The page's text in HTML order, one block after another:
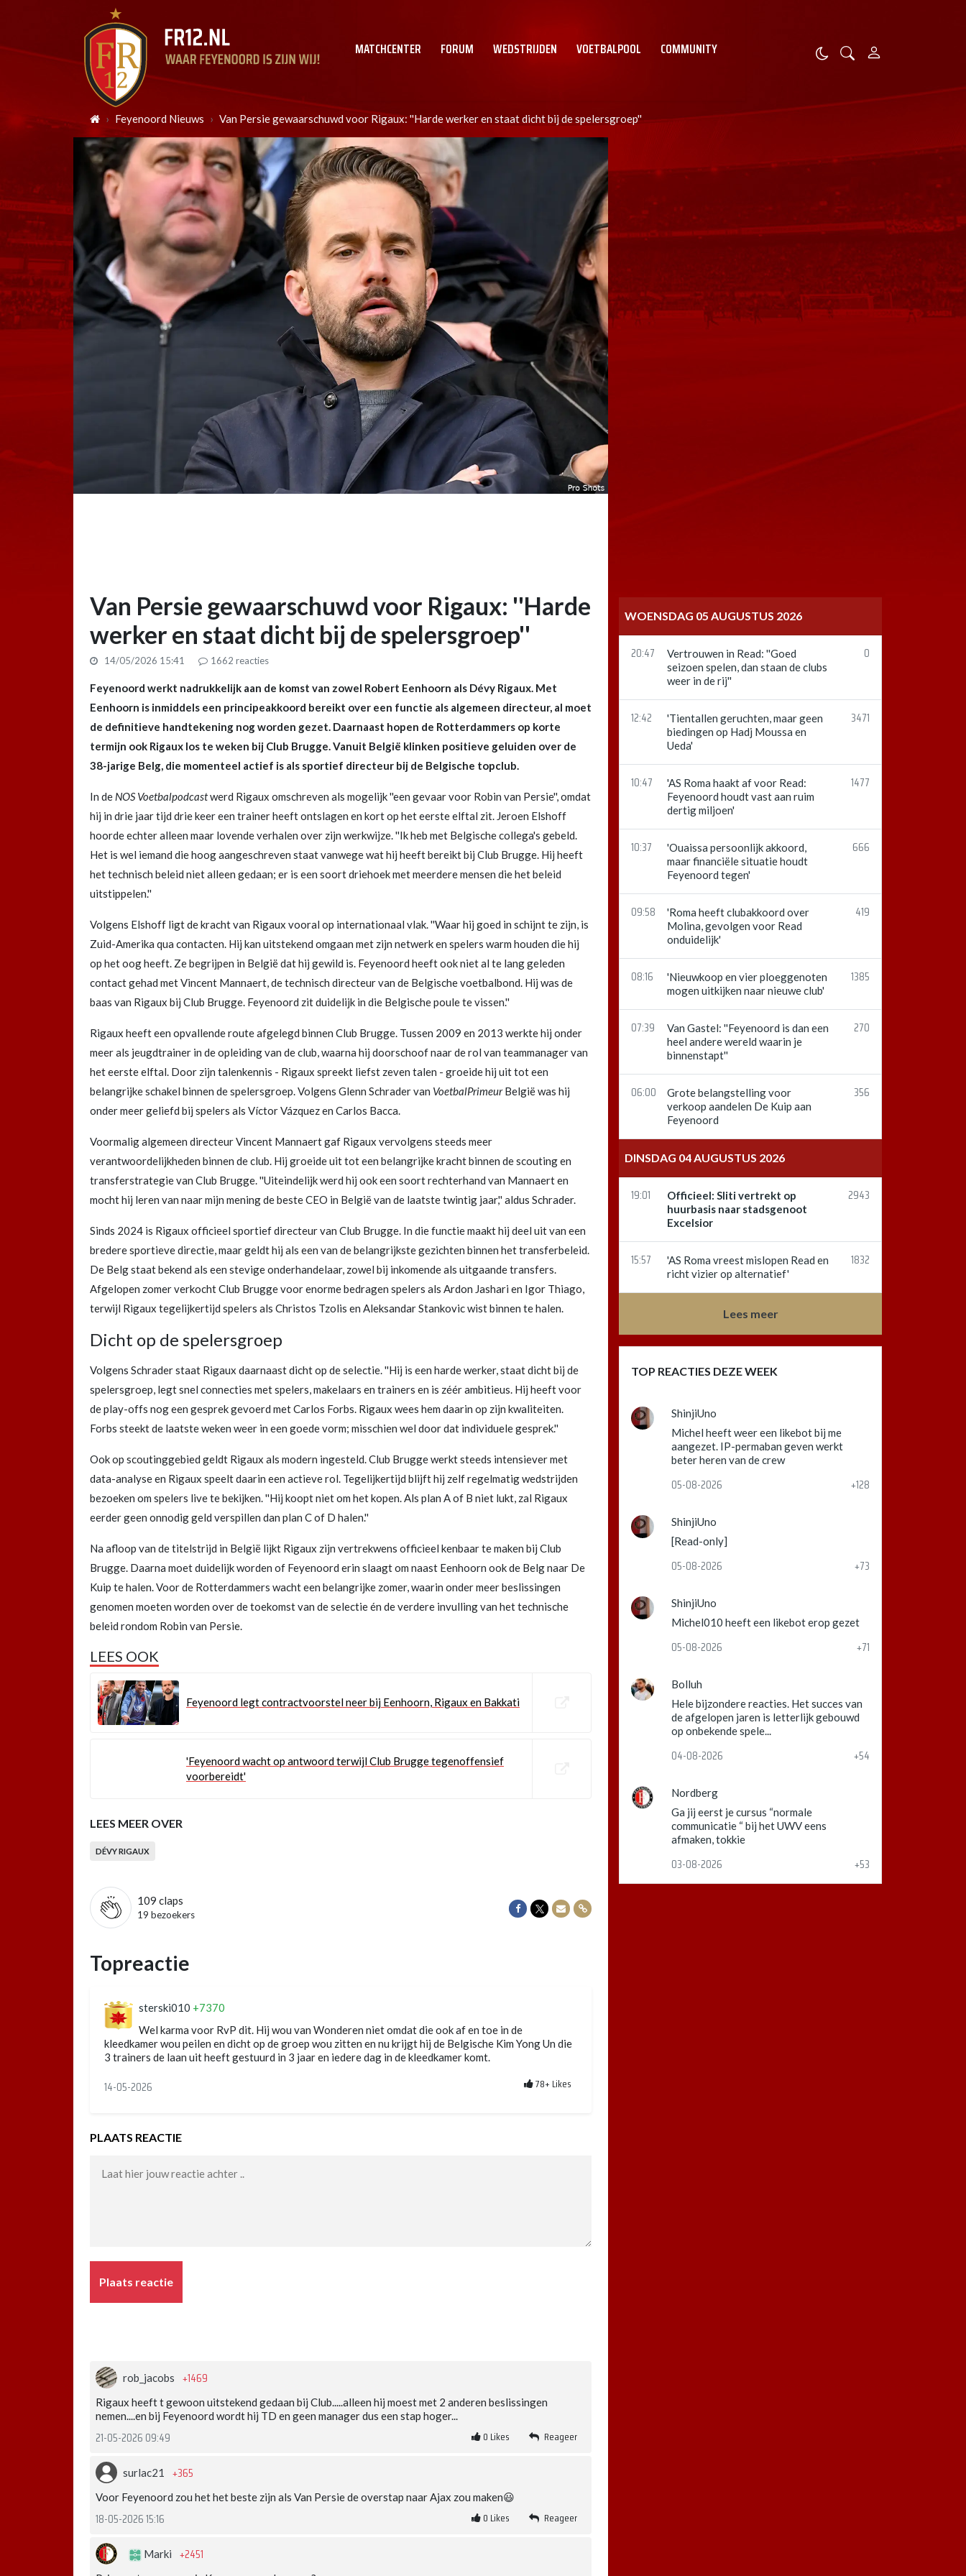
MATCHCENTER FORUM WEDSTRIJDEN VOETBALPOOL COMMUNITY
Feyenoord Nieuws Van Persie gewaarschuwd voor Rigaux: ''Harde werker en staat dicht bij de spelersgroep''
Van Persie gewaarschuwd voor Rigaux: ''Harde
werker en staat dicht bij de spelersgroep''
14/05/2026 15:41 1662 reacties
Feyenoord werkt nadrukkelijk aan de komst van zowel Robert Eenhoorn als Dévy Rigaux. Met
Eenhoorn is inmiddels een principeakkoord bereikt over een functie als algemeen directeur, al moet
de definitieve handtekening nog worden gezet. Daarnaast hopen de Rotterdammers op korte
termijn ook Rigaux los te weken bij Club Brugge. Vanuit België klinken positieve geluiden over de
38-jarige Belg, die momenteel actief is als sportief directeur bij de Belgische topclub.
In de NOS Voetbalpodcastwerd Rigaux omschreven als mogelijk ''een gevaar voor Robin van Persie'', omdat
hij in drie jaar tijd drie keer een trainer heeft ontslagen en kort op het eerste elftal zit. Jeroen Elshoff
hoorde echter alleen maar lovende verhalen over zijn werkwijze. ''Ik heb met Belgische collega's gebeld.
Het is wel iemand die hoog aangeschreven staat vanwege wat hij heeft bereikt bij Club Brugge. Hij heeft
het technisch beleid niet alleen gedaan; er is een soort driehoek met meerdere mensen die het beleid
uitstippelen.''
Volgens Elshoff ligt de kracht van Rigaux vooral op internationaal vlak. ''Waar hij goed in schijnt te zijn, is
Zuid-Amerika qua contacten. Hij kan uitstekend omgaan met zijn netwerk en spelers warm houden die hij
op het oog heeft. Ze begrijpen in België dat hij gewild is. Feyenoord heeft ook niet al te lang geleden
contact gehad met Vincent Mannaert, de technisch directeur van de Belgische voetbalbond. Hij was de
baas van Rigaux bij Club Brugge. Feyenoord zit duidelijk in die Belgische poule te vissen.''
Rigaux heeft een opvallende route afgelegd binnen Club Brugge. Tussen 2009 en 2013 werkte hij onder
meer als jeugdtrainer in de opleiding van de club, waarna hij doorschoof naar de rol van teammanager van
het eerste elftal. Door zijn talenkennis - Rigaux spreekt liefst zeven talen - groeide hij uit tot een
belangrijke schakel binnen de spelersgroep. Volgens Glenn Schrader van VoetbalPrimeurBelgië was hij
onder meer geliefd bij spelers als Víctor Vázquez en Carlos Bacca.
Voormalig algemeen directeur Vincent Mannaert gaf Rigaux vervolgens steeds meer
verantwoordelijkheden binnen de club. Hij groeide uit tot een belangrijke kracht binnen de scouting en
transferstrategie van Club Brugge. ''Uiteindelijk werd hij ook een soort rechterhand van Mannaert en
mocht hij leren van naar mijn mening de beste CEO in België van de laatste twintig jaar,'' aldus Schrader.
Sinds 2024 is Rigaux officieel sportief directeur van Club Brugge. In die functie maakt hij deel uit van een
bredere sportieve directie, maar geldt hij als een van de belangrijkste gezichten binnen het transferbeleid.
De Belg staat bekend als een stevige onderhandelaar, zowel bij inkomende als uitgaande transfers.
Afgelopen zomer verkocht Club Brugge voor enorme bedragen spelers als Ardon Jashari en Igor Thiago,
terwijl Rigaux tegelijkertijd spelers als Christos Tzolis en Aleksandar Stankovic wist binnen te halen.
Dicht op de spelersgroep
Volgens Schrader staat Rigaux daarnaast dicht op de selectie. ''Hij is een harde werker, staat dicht bij de
spelersgroep, legt snel connecties met spelers, makelaars en trainers en is zéér ambitieus. Hij heeft voor
de play-offs nog een gesprek gevoerd met Carlos Forbs. Rigaux wees hem daarin op zijn kwaliteiten.
Forbs steekt de laatste weken weer in een goede vorm; misschien wel door dat individuele gesprek.''
Ook op scoutinggebied geldt Rigaux als modern ingesteld. Club Brugge werkt steeds intensiever met
data-analyse en Rigaux speelt daarin een actieve rol. Tegelijkertijd blijft hij zelf regelmatig wedstrijden
bezoeken om spelers live te bekijken. ''Hij koopt niet om het kopen. Als plan A of B niet lukt, zal Rigaux
eerder geen onnodig geld verspillen dan plan C of D halen.''
Na afloop van de titelstrijd in België lijkt Rigaux zijn vertrekwens officieel kenbaar te maken bij Club
Brugge. Daarna moet duidelijk worden of Feyenoord erin slaagt om naast Eenhoorn ook de Belg naar De
Kuip te halen. Voor de Rotterdammers wacht een belangrijke zomer, waarin onder meer beslissingen
genomen moeten worden over de toekomst van de selectie én de verdere invulling van het technische
beleid rondom Robin van Persie.
LEES OOK
Feyenoord legt contractvoorstel neer bij Eenhoorn, Rigaux en Bakkati
'Feyenoord wacht op antwoord terwijl Club Brugge tegenoffensief
voorbereidt'
LEES MEER OVER
DÉVY RIGAUX
109 claps
19 bezoekers
Delen op Facebook
Delen op Twitter
Delen via Mail
Delen via link
Topreactie
sterski010 +7370
Wel karma voor RvP dit. Hij wou van Wonderen niet omdat die ook af en toe in de
kleedkamer wou peilen en dicht op de groep wou zitten en nu krijgt hij de Belgische Kim Yong Un die
3 trainers de laan uit heeft gestuurd in 3 jaar en iedere dag in de kleedkamer komt.
14-05-2026 78+ Likes
PLAATS REACTIE
Plaats reactie
rob_jacobs +1469
Rigaux heeft t gewoon uitstekend gedaan bij Club.....alleen hij moest met 2 anderen beslissingen
nemen....en bij Feyenoord wordt hij TD en geen manager dus een stap hoger...
21-05-2026 09:49 0 Likes Reageer
surlac21 +365
Voor Feyenoord zou het het beste zijn als Van Persie de overstap naar Ajax zou maken😃
18-05-2026 15:16 0 Likes Reageer
Marki +2451
WOENSDAG 05 AUGUSTUS 2026
20:47
Vertrouwen in Read: ''Goed
seizoen spelen, dan staan de clubs
weer in de rij''
0
12:42
'Tientallen geruchten, maar geen
biedingen op Hadj Moussa en
Ueda'
3471
10:47
'AS Roma haakt af voor Read:
Feyenoord houdt vast aan ruim
dertig miljoen'
1477
10:37
'Ouaissa persoonlijk akkoord,
maar financiële situatie houdt
Feyenoord tegen'
666
09:58
'Roma heeft clubakkoord over
Molina, gevolgen voor Read
onduidelijk'
419
08:16
'Nieuwkoop en vier ploeggenoten
mogen uitkijken naar nieuwe club'
1385
07:39
Van Gastel: ''Feyenoord is dan een
heel andere wereld waarin je
binnenstapt''
270
06:00
Grote belangstelling voor
verkoop aandelen De Kuip aan
Feyenoord
356
DINSDAG 04 AUGUSTUS 2026
19:01
Officieel: Sliti vertrekt op
huurbasis naar stadsgenoot
Excelsior
2943
15:57
'AS Roma vreest mislopen Read en
richt vizier op alternatief'
1832
Lees meer
TOP REACTIES DEZE WEEK
ShinjiUno
Michel heeft weer een likebot bij me
aangezet. IP-permaban geven werkt
beter heren van de crew
05-08-2026 +128
ShinjiUno
[Read-only]
05-08-2026 +73
ShinjiUno
Michel010 heeft een likebot erop gezet
05-08-2026 +71
Bolluh
Hele bijzondere reacties. Het succes van
de afgelopen jaren is letterlijk gebouwd
op onbekende spele...
04-08-2026 +54
Nordberg
Ga jij eerst je cursus “normale
communicatie “ bij het UWV eens
afmaken, tokkie
03-08-2026 +53